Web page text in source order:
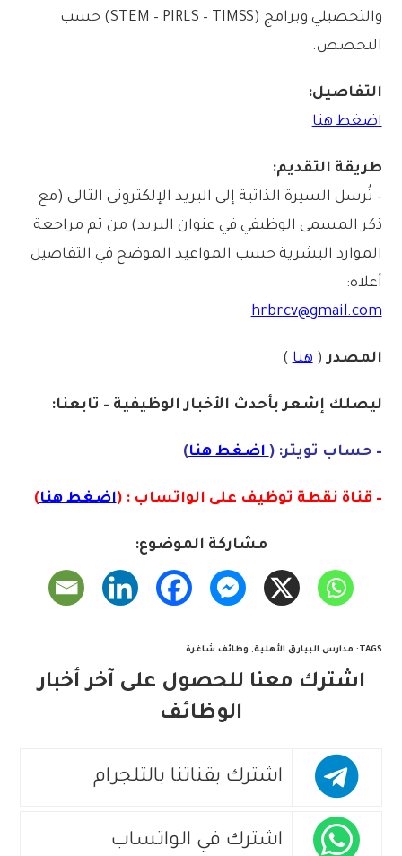
والتحصيلي وبرامج (STEM – PIRLS – TIMSS) حسب
التخصص.
التفاصيل:
اضغط هنا
طريقة التقديم:
– تُرسل السيرة الذاتية إلى البريد الإلكتروني التالي (مع
ذكر المسمى الوظيفي في عنوان البريد) من ثم مراجعة
الموارد البشرية حسب المواعيد الموضح في التفاصيل
أعلاه:
hrbrcv@gmail.com
المصدر( هنا )
ليصلك إشعربأحدث الأخبار الوظيفية – تابعنا:
– حساب تويتر: ( اضغط هنا)
– قناة نقطة توظيف على الواتساب : (اضغط هنا)
مشاركة الموضوع:
TAGS
: مدارس البيارق الأهلية, وظائف شاغرة
اشترك معنا للحصول على آخر أخبار
الوظائف
اشترك بقناتنا بالتلجرام
اشترك في الواتساب